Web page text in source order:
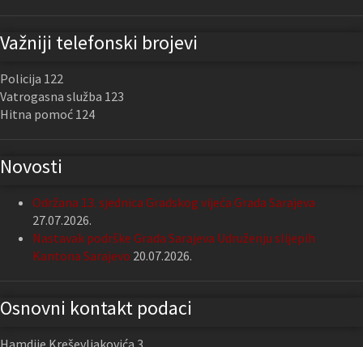
Važniji telefonski brojevi
Policija 122
Vatrogasna služba 123
Hitna pomoć 124
Novosti
Održana 13. sjednica Gradskog vijeća Grada Sarajeva
27.07.2026.
Nastavak podrške Grada Sarajeva Udruženju slijepih
Kantona Sarajevo 20.07.2026.
Osnovni kontakt podaci